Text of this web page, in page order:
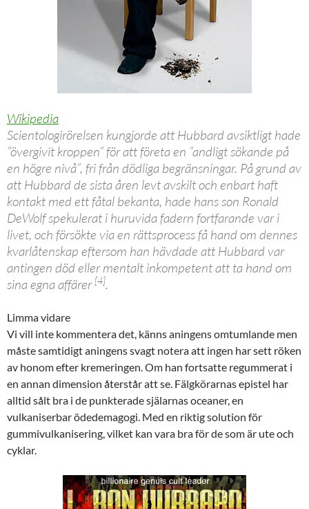
Wikipedia
Scientologirörelsen kungjorde att Hubbard avsiktligt hade
”övergivit kroppen” för att företa en ”andligt sökande på
en högre nivå”, fri från dödliga begränsningar. På grund av
att Hubbard de sista åren levt avskilt och enbart haft
kontakt med ett fåtal bekanta, hade hans son Ronald
DeWolf spekulerat i huruvida fadern fortfarande var i
livet, och försökte via en rättsprocess få hand om dennes
kvarlåtenskap eftersom han hävdade att Hubbard var
antingen död eller mentalt inkompetent att ta hand om
sina egna affärer [4].
Limma vidare
Vi vill inte kommentera det, känns aningens omtumlande men
måste samtidigt aningens svagt notera att ingen har sett röken
av honom efter kremeringen. Om han fortsatte regummerat i
en annan dimension återstår att se. Fälgkörarnas epistel har
alltid sålt bra i de punkterade själarnas oceaner, en
vulkaniserbar ödedemagogi. Med en riktig solution för
gummivulkanisering, vilket kan vara bra för de som är ute och
cyklar.